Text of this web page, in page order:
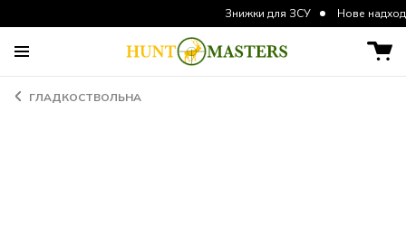
Знижки для ЗСУ Нове
ГЛАДКОСТВОЛЬНА